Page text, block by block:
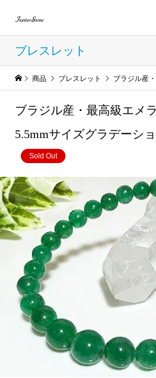
ブレスレット
商品 ブレスレット ブラジル産・最高級エメラ
ブラジル産・最高級エメ
5.5mmサイズグラデーシ
Sold Out